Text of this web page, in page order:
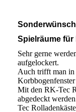
Spielräume
Sehr gerne
aufgelockert.
Auch trifft man in
Korbbogenfenster
Mit den RK-Tec
abgedeckt
Tec